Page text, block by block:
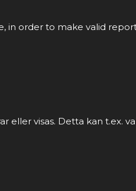
in order to make valid
visas. Detta kan t.ex.